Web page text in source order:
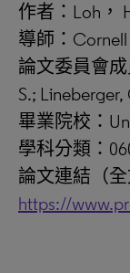
作者：Loh，
導師：Cornell
論文委員會成
S.; Lineberger,
畢業院校：
學科分類：
論文連結（全
https://